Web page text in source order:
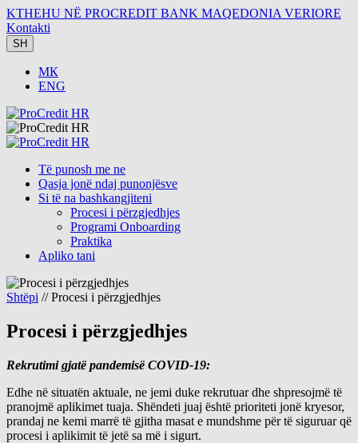
KTHEHU NË PROCREDIT BANK MAQEDONIA VERIORE
Kontakti
SH
МК
ENG
Të punosh me ne
Qasja jonë ndaj punonjësve
Si të na bashkangjiteni
Procesi i përzgjedhjes
Programi Onboarding
Praktika
Apliko tani
Shtëpi // Procesi i përzgjedhjes
Procesi i përzgjedhjes
Rekrutimi gjatë pandemisë COVID-19:
Edhe në situatën aktuale, ne jemi duke rekrutuar dhe shpresojmë të
pranojmë aplikimet tuaja. Shëndeti juaj është prioriteti jonë kryesor,
prandaj ne kemi marrë të gjitha masat e mundshme për të siguruar që
procesi i aplikimit të jetë sa më i sigurt.